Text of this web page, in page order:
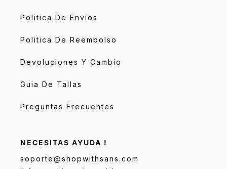
Politica De Envios
Politica De Reembolso
Devoluciones Y Cambio
Guia De Tallas
Preguntas Frecuentes
NECESITAS AYUDA !
soporte@shopwithsans.com